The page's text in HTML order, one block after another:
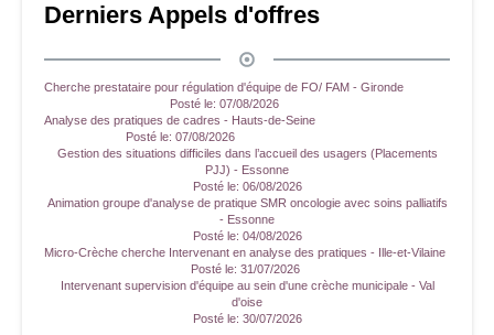
Derniers Appels d'offres
Cherche prestataire pour régulation d'équipe de FO/ FAM - Gironde
Posté le: 07/08/2026
Analyse des pratiques de cadres - Hauts-de-Seine
Posté le: 07/08/2026
Gestion des situations difficiles dans l’accueil des usagers (Placements
PJJ) - Essonne
Posté le: 06/08/2026
Animation groupe d'analyse de pratique SMR oncologie avec soins palliatifs
- Essonne
Posté le: 04/08/2026
Micro-Crèche cherche Intervenant en analyse des pratiques - Ille-et-Vilaine
Posté le: 31/07/2026
Intervenant supervision d'équipe au sein d'une crèche municipale - Val
d'oise
Posté le: 30/07/2026